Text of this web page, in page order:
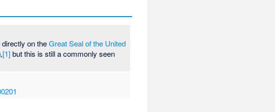
directly on theGreat Seal of the United
[1]but this is still a commonly seen